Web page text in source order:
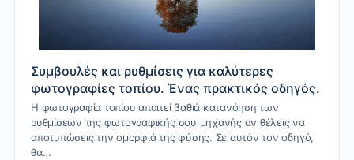
Συμβουλές και ρυθμίσεις για καλύτερες
φωτογραφίες τοπίου. Ένας πρακτικός οδηγός.
Η φωτογραφία τοπίου απαιτεί βαθιά κατανόηση των
ρυθμίσεων της φωτογραφικής σου μηχανής αν θέλεις να
αποτυπώσεις την ομορφιά της φύσης. Σε αυτόν τον οδηγό,
θα…